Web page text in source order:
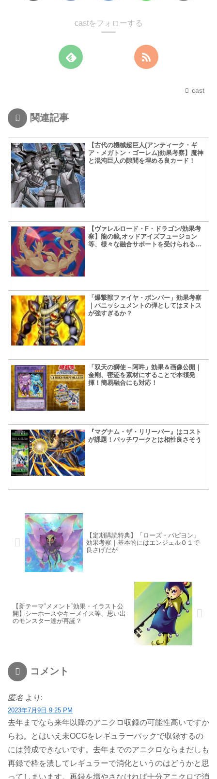
castをフォローする
cast
関連記事
【古代の機械超巨人(アンティーク・ギ
ア・メガトン・ゴーレム)効果考察】魔神
と混沌巨人の隙間を埋める良カード！
【ヴァレルロード・F・ドラゴン/効果考
察】龍の鏡,オッドアイズフュージョン
等、様々な融合サポートを受けられる新
「爆撃獣ファイヤ・ボンバー」効果考察
｜パニッシュメントの弾としてはヌトス
が強すぎるか？
「双天の獅使－阿吽」効果＆画像公開｜
金剛、密迹を素材にすることで本領発
揮！簡易融合にも対応！
『マグナム・ザ・リリーバー』はコスト
が課題！パッチワークとは相性良さそう
【定期購読特典】「ローズ・パピヨン」
効果考察｜基本的にはエンジェルＯ１で
良さげだが
【新テーマ”メメント”効果・イラスト公
開】シーホースやキーメイス等、思い出
のモンスター達が再誕？
コメント
匿名 より:
2023年7月9日 9:25 PM
去年までなら来年以降のアニクロ収録の可能性高いですか
らね。とはいえ未OCGをレギュラーパックで収録するの
には賛成できないです。去年までのアニクロならまだしも
再録で枠を潰してレギュラーで消化というのはどうかと思
ってしまいます。再録を増やさなければ十分アニクロで消